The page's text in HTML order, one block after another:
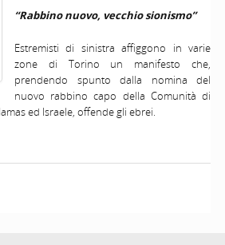
“Rabbino nuovo, vecchio sionismo”
Estremisti di sinistra affiggono in varie
zone di Torino un manifesto che,
prendendo spunto dalla nomina del
nuovo rabbino capo della Comunità di
ed Israele, offende gli ebrei.